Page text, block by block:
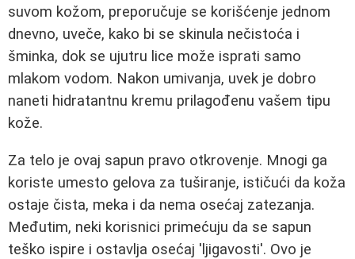
suvom kožom, preporučuje se korišćenje jednom
dnevno, uveče, kako bi se skinula nečistoća i
šminka, dok se ujutru lice može isprati samo
mlakom vodom. Nakon umivanja, uvek je dobro
naneti hidratantnu kremu prilagođenu vašem tipu
kože.
Za telo je ovaj sapun pravo otkrovenje. Mnogi ga
koriste umesto gelova za tuširanje, ističući da koža
ostaje čista, meka i da nema osećaj zatezanja.
Međutim, neki korisnici primećuju da se sapun
teško ispire i ostavlja osećaj 'ljigavosti'. Ovo je